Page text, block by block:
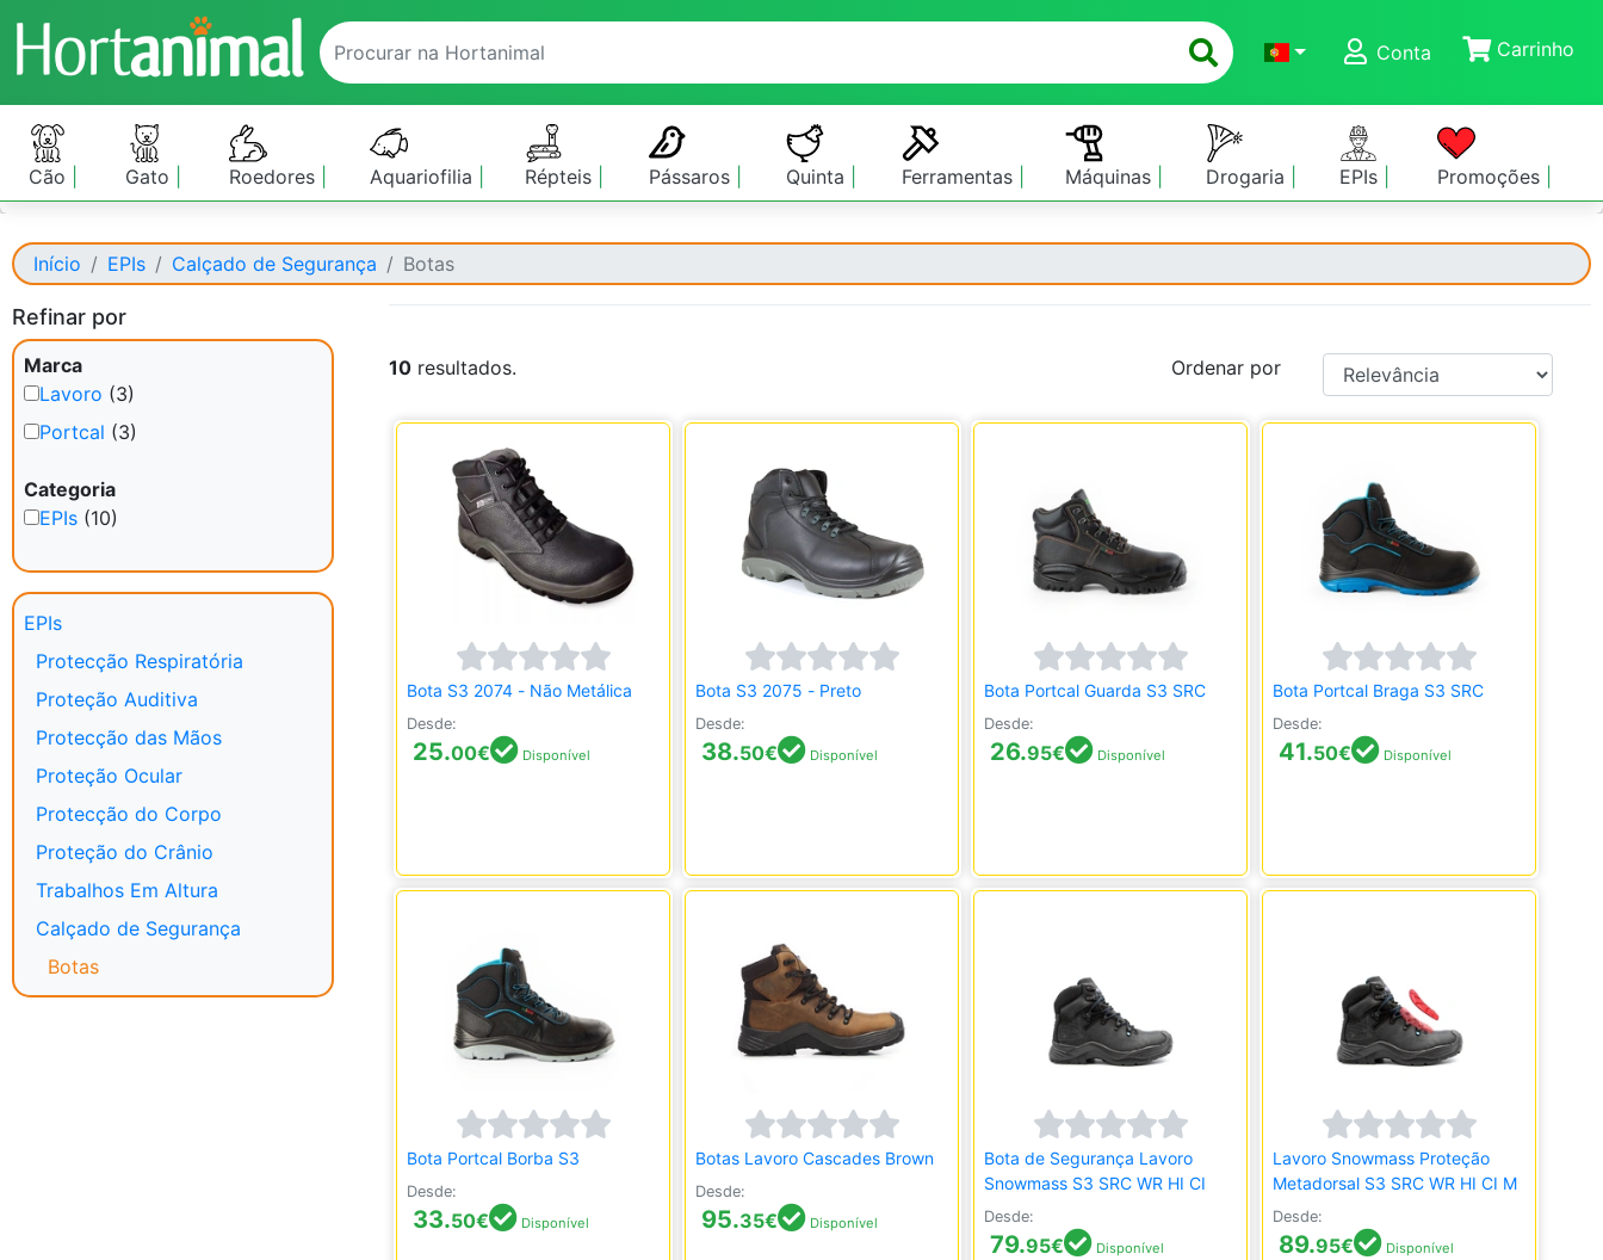
Conta
Carrinho
Cão Gato Roedores Aquariofilia Répteis Pássaros Quinta Ferramentas Máquinas Drogaria EPIs Promoções
Início EPIs Calçado de Segurança Botas
Refinar por
Marca
Lavoro (3)
Portcal (3)
Categoria
EPIs (10)
EPIs
Protecção Respiratória
Proteção Auditiva
Protecção das Mãos
Proteção Ocular
Protecção do Corpo
Proteção do Crânio
Trabalhos Em Altura
Calçado de Segurança
Botas
10 resultados. Ordenar por
Bota S3 2074 - Não Metálica
Desde:
25.00€ Disponível
Bota S3 2075 - Preto
Desde:
38.50€ Disponível
Bota Portcal Guarda S3 SRC
Desde:
26.95€ Disponível
Bota Portcal Braga S3 SRC
Desde:
41.50€ Disponível
Bota Portcal Borba S3
Desde:
33.50€ Disponível
Botas Lavoro Cascades Brown
Desde:
95.35€ Disponível
Bota de Segurança Lavoro
Snowmass S3 SRC WR HI CI
Desde:
79.95€ Disponível
Lavoro Snowmass Proteção
Metadorsal S3 SRC WR HI CI M
Desde:
89.95€ Disponível